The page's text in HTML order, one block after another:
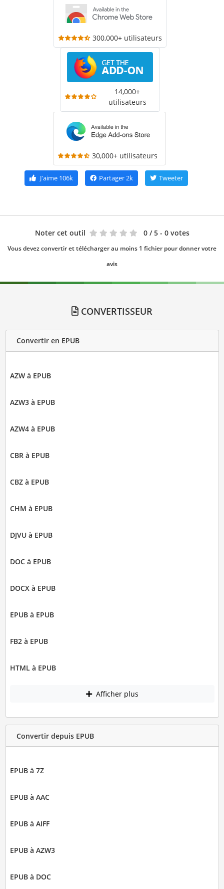
300,000+ utilisateurs
14,000+
utilisateurs
30,000+ utilisateurs
J'aime106k Partager2k Tweeter
Noter cet outil 0 / 5 - 0 votes
Vous devez convertir et télécharger au moins 1 fichier pour donner votre
avis
CONVERTISSEUR
Convertir en EPUB
AZW à EPUB
AZW3 à EPUB
AZW4 à EPUB
CBR à EPUB
CBZ à EPUB
CHM à EPUB
DJVU à EPUB
DOC à EPUB
DOCX à EPUB
EPUB à EPUB
FB2 à EPUB
HTML à EPUB
Afficher plus
Convertir depuis EPUB
EPUB à 7Z
EPUB à AAC
EPUB à AIFF
EPUB à AZW3
EPUB à DOC